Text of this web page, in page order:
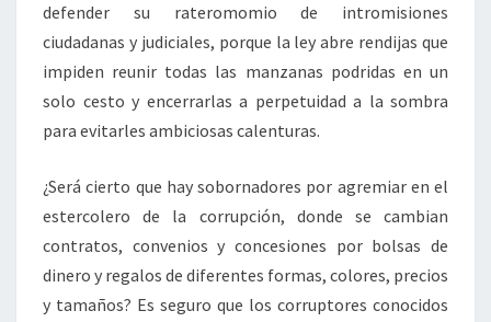
defender su rateromomio de intromisiones
ciudadanas y judiciales, porque la ley abre rendijas que
impiden reunir todas las manzanas podridas en un
solo cesto y encerrarlas a perpetuidad a la sombra
para evitarles ambiciosas calenturas.
¿Será cierto que hay sobornadores por agremiar en el
estercolero de la corrupción, donde se cambian
contratos, convenios y concesiones por bolsas de
dinero y regalos de diferentes formas, colores, precios
y tamaños? Es seguro que los corruptores conocidos